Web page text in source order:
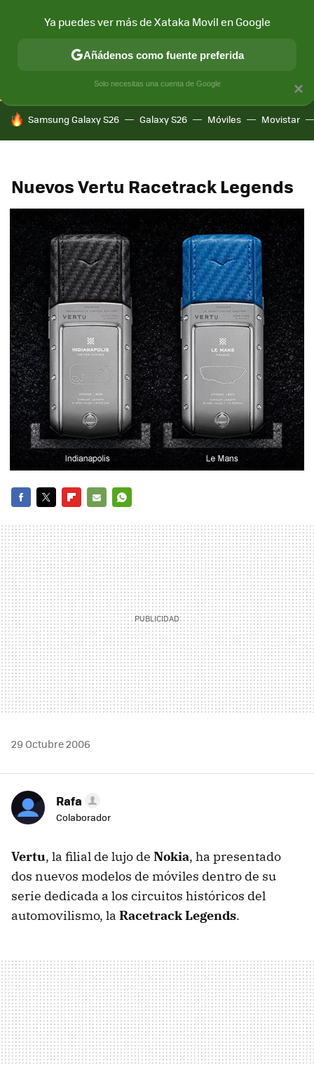
CONECTIVIDAD MÓVIL Y SOCIEDAD APLICACIONES
HOY SE HABLA DE
Samsung Galaxy S26 Galaxy S26 Móviles Movistar
Nuevos Vertu Racetrack Legends
MAIL
29 Octubre 2006
Rafa
Colaborador
Vertu, la filial de lujo de Nokia, ha presentado
dos nuevos modelos de móviles dentro de su
serie dedicada a los circuitos históricos del
automovilismo, la Racetrack Legends.
×
Ya puedes ver más de Xataka Movil en Google
Añádenos como fuente preferida
Solo necesitas una cuenta de Google